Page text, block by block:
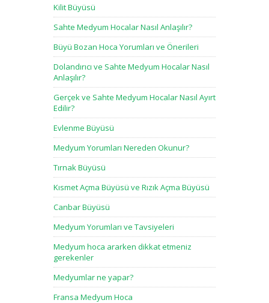
Kilit Büyüsü
Sahte Medyum Hocalar Nasıl Anlaşılır?
Büyü Bozan Hoca Yorumları ve Önerileri
Dolandırıcı ve Sahte Medyum Hocalar Nasıl
Anlaşılır?
Gerçek ve Sahte Medyum Hocalar Nasıl Ayırt
Edilir?
Evlenme Büyüsü
Medyum Yorumları Nereden Okunur?
Tırnak Büyüsü
Kısmet Açma Büyüsü ve Rızık Açma Büyüsü
Canbar Büyüsü
Medyum Yorumları ve Tavsiyeleri
Medyum hoca ararken dikkat etmeniz
gerekenler
Medyumlar ne yapar?
Fransa Medyum Hoca